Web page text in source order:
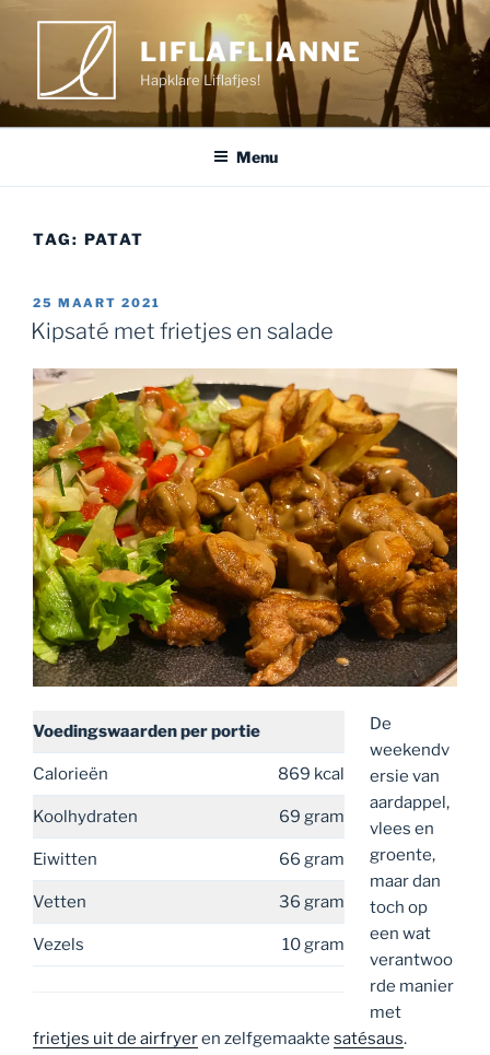
inhoud
LIFLAFLIANNE
Hapklare Liflafjes!
Menu
TAG: PATAT
GEPLAATST
OP
25 MAART 2021
Kipsaté met frietjes en salade
Voedingswaardenper portie
Calorieën 869 kcal
Koolhydraten 69 gram
Eiwitten 66 gram
Vetten 36 gram
Vezels 10 gram
De
weekendv
ersie van
aardappel,
vlees en
groente,
maar dan
toch op
een wat
verantwoo
rde manier
met
frietjes uit de airfryeren zelfgemaakte satésaus.